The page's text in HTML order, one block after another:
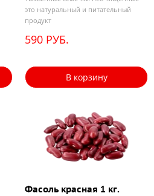
это натуральный и питательный
продукт
590 РУБ.
В корзину
Фасоль красная 1 кг.